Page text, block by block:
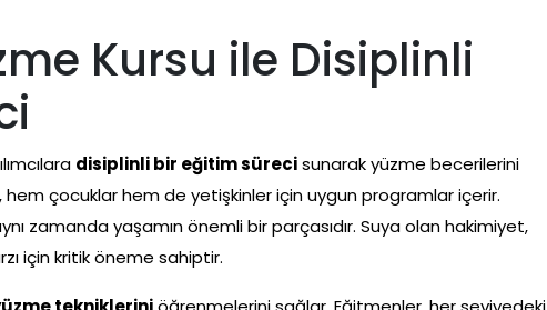
Kursu ile Disiplinli
disiplinli bir eğitim sürecisunarak yüzme becerilerini
çocuklar hem de yetişkinler için uygun programlar içerir.
zamanda yaşamın önemli bir parçasıdır. Suya olan hakimiyet,
için kritik öneme sahiptir.